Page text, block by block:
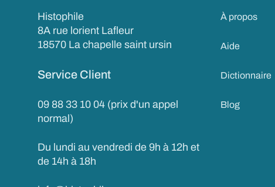
Histophile
8A rue lorient Lafleur
18570 La chapelle saint ursin
Service Client
09 88 33 10 04 (prix d'un appel
normal)
Du lundi au vendredi de 9h à 12h et
de 14h à 18h
À propos
Aide
Dictionnaire
Blog